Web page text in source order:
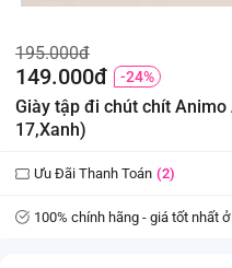
195.000đ
149.000đ -24%
Giày tập đi chút chít
17,Xanh)
Ưu Đãi Thanh Toán (2)
100% chính hãng - giá tốt nhất